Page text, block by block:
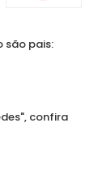
são pais:
confira